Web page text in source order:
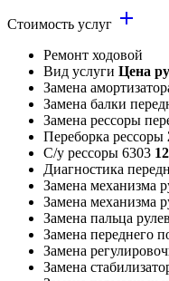
Стоимость услуг add
Ремонт ходовой
Вид услуги Цена
Замена
Замена балки
Замена рессоры
Переборка рессоры
С/у рессоры 6303
Диагностика
Замена механизма
Замена механизма
Замена пальца
Замена переднего
Замена
Замена